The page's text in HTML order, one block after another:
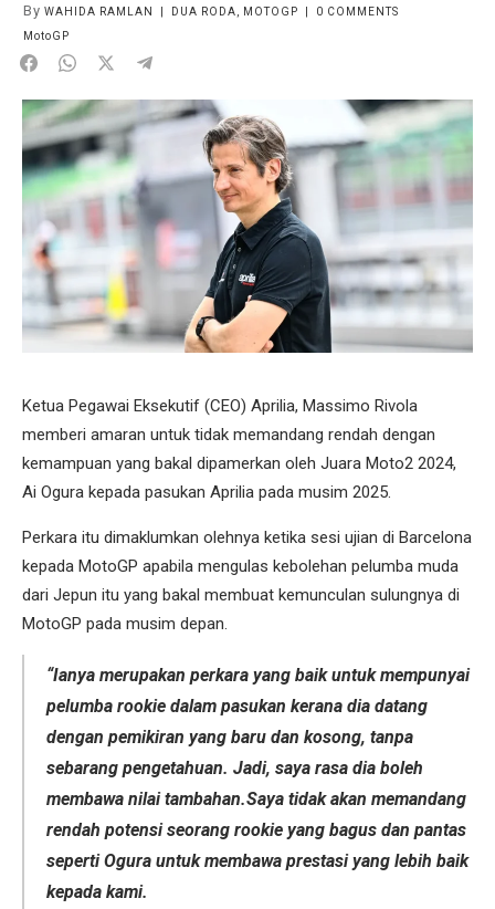
By WAHIDA RAMLAN DUA RODA MOTOGP 0 COMMENTS
MotoGP
Ketua Pegawai Eksekutif (CEO) Aprilia, Massimo Rivola
memberi amaran untuk tidak memandang rendah dengan
kemampuan yang bakal dipamerkan oleh Juara Moto2 2024,
Ai Ogura kepada pasukan Aprilia pada musim 2025.
Perkara itu dimaklumkan olehnya ketika sesi ujian di Barcelona
kepada MotoGP apabila mengulas kebolehan pelumba muda
dari Jepun itu yang bakal membuat kemunculan sulungnya di
MotoGP pada musim depan.
“Ianya merupakan perkara yang baik untuk mempunyai
pelumba rookie dalam pasukan kerana dia datang
dengan pemikiran yang baru dan kosong, tanpa
sebarang pengetahuan. Jadi, saya rasa dia boleh
membawa nilai tambahan.Saya tidak akan memandang
rendah potensi seorang rookie yang bagus dan pantas
seperti Ogura untuk membawa prestasi yang lebih baik
kepada kami.